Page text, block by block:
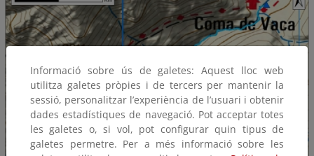
Informació sobre ús de galetes: Aquest lloc web
utilitza galetes pròpies i de tercers per mantenir la
sessió, personalitzar l’experiència de l’usuari i obtenir
dades estadístiques de navegació. Pot acceptar totes
les galetes o, si vol, pot configurar quin tipus de
galetes permetre. Per a més informació sobre les